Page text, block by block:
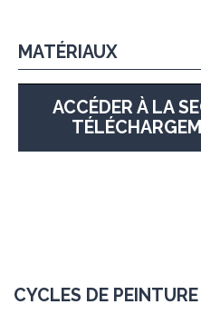
MATÉRIAUX
ACCÉDER À LA
CYCLES DE PEINTURE